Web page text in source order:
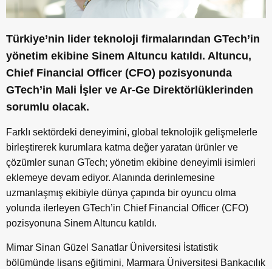
Türkiye’nin lider teknoloji firmalarından GTech’in
yönetim ekibine Sinem Altuncu katıldı. Altuncu,
Chief Financial Officer (CFO) pozisyonunda
GTech’in Mali İşler ve Ar-Ge Direktörlüklerinden
sorumlu olacak.
Farklı sektördeki deneyimini, global teknolojik gelişmelerle
birleştirerek kurumlara katma değer yaratan ürünler ve
çözümler sunan GTech; yönetim ekibine deneyimli isimleri
eklemeye devam ediyor. Alanında derinlemesine
uzmanlaşmış ekibiyle dünya çapında bir oyuncu olma
yolunda ilerleyen GTech’in Chief Financial Officer (CFO)
pozisyonuna Sinem Altuncu katıldı.
Mimar Sinan Güzel Sanatlar Üniversitesi İstatistik
bölümünde lisans eğitimini, Marmara Üniversitesi Bankacılık